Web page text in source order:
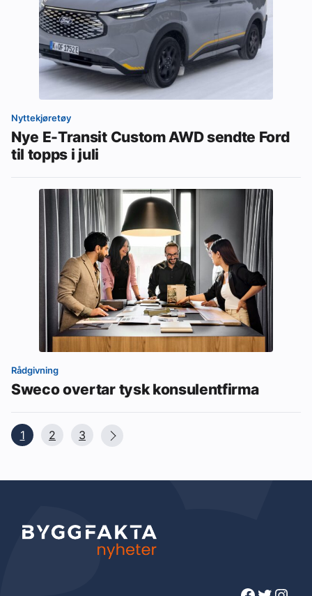
Nyttekjøretøy
Nye E-Transit Custom AWD sendte Ford
til topps i juli
Rådgivning
Sweco overtar tysk konsulentfirma
1 2 3